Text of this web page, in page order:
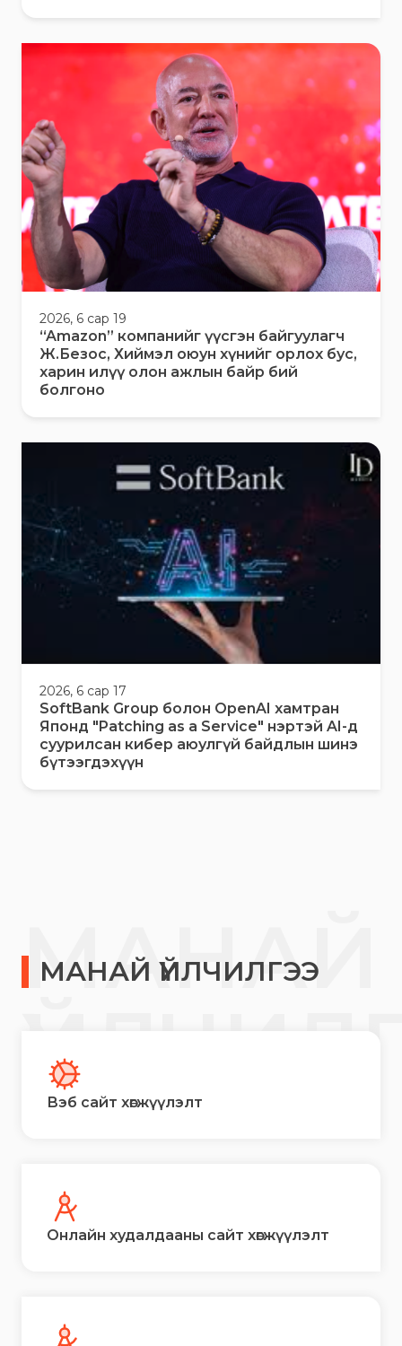
2026, 6 сар 19
“Amazon” компанийг үүсгэн байгуулагч
Ж.Безос, Хиймэл оюун хүнийг орлох бус,
харин илүү олон ажлын байр бий
болгоно
2026, 6 сар 17
SoftBank Group болон OpenAI хамтран
Японд "Patching as a Service" нэртэй AI-д
суурилсан кибер аюулгүй байдлын шинэ
бүтээгдэхүүн
МАНАЙ ҮЙЛЧИЛГЭЭ
МАНАЙ
Вэб сайт хөгжүүлэлт
Онлайн худалдааны сайт хөгжүүлэлт